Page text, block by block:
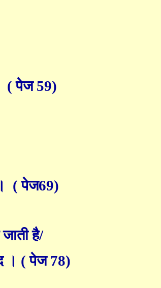
( पेज 59)
( पेज69)
है/
। ( पेज 78)